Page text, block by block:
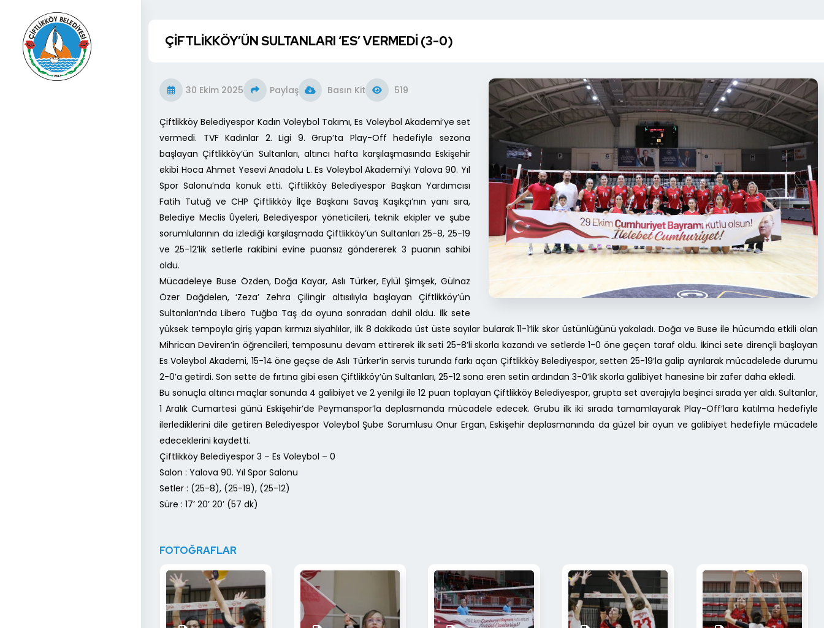
ÇİFTLİKKÖY’ÜN SULTANLARI ‘ES’ VERMEDİ (3-0)
30 Ekim 2025 Paylaş Basın Kit 519
Çiftlikköy Belediyespor Kadın Voleybol Takımı, Es Voleybol Akademi’ye set
vermedi. TVF Kadınlar 2. Ligi 9. Grup’ta Play-Off hedefiyle sezona
başlayan Çiftlikköy’ün Sultanları, altıncı hafta karşılaşmasında Eskişehir
ekibi Hoca Ahmet Yesevi Anadolu L. Es Voleybol Akademi’yi Yalova 90. Yıl
Spor Salonu’nda konuk etti. Çiftlikköy Belediyespor Başkan Yardımcısı
Fatih Tutuğ ve CHP Çiftlikköy İlçe Başkanı Savaş Kaşıkçı’nın yanı sıra,
Belediye Meclis Üyeleri, Belediyespor yöneticileri, teknik ekipler ve şube
sorumlularının da izlediği karşılaşmada Çiftlikköy’ün Sultanları 25-8, 25-19
ve 25-12’lik setlerle rakibini evine puansız göndererek 3 puanın sahibi
oldu.
Mücadeleye Buse Özden, Doğa Kayar, Aslı Türker, Eylül Şimşek, Gülnaz
Özer Dağdelen, ‘Zeza’ Zehra Çilingir altısılıyla başlayan Çiftlikköy’ün
Sultanları’nda Libero Tuğba Taş da oyuna sonradan dahil oldu. İlk sete
yüksek tempoyla giriş yapan kırmızı siyahlılar, ilk 8 dakikada üst üste sayılar bularak 11-1’lik skor üstünlüğünü yakaladı. Doğa ve Buse ile hücumda etkili olan
Mihrican Deviren’in öğrencileri, temposunu devam ettirerek ilk seti 25-8’li skorla kazandı ve setlerde 1-0 öne geçen taraf oldu. İkinci sete dirençli başlayan
Es Voleybol Akademi, 15-14 öne geçse de Aslı Türker’in servis turunda farkı açan Çiftlikköy Belediyespor, setten 25-19’la galip ayrılarak mücadelede durumu
2-0’a getirdi. Son sette de fırtına gibi esen Çiftlikköy’ün Sultanları, 25-12 sona eren setin ardından 3-0’lık skorla galibiyet hanesine bir zafer daha ekledi.
Bu sonuçla altıncı maçlar sonunda 4 galibiyet ve 2 yenilgi ile 12 puan toplayan Çiftlikköy Belediyespor, grupta set averajıyla beşinci sırada yer aldı. Sultanlar,
1 Aralık Cumartesi günü Eskişehir’de Peymanspor’la deplasmanda mücadele edecek. Grubu ilk iki sırada tamamlayarak Play-Off’lara katılma hedefiyle
ilerlediklerini dile getiren Belediyespor Voleybol Şube Sorumlusu Onur Ergan, Eskişehir deplasmanında da güzel bir oyun ve galibiyet hedefiyle mücadele
edeceklerini kaydetti.
Çiftlikköy Belediyespor 3 – Es Voleybol – 0
Salon : Yalova 90. Yıl Spor Salonu
Setler : (25-8), (25-19), (25-12)
Süre : 17’ 20’ 20’ (57 dk)
FOTOĞRAFLAR